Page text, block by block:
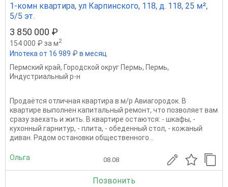
1-комн квартира, ул Карпинского, 118, д. 118, 25 м²,
5/5 эт.
3 850 000 ₽
154 000 ₽ за м2
Ипотека от 16 989 ₽ в месяц
Пермский край, Городской округ Пермь, Пермь,
Индустриальный р-н
Продаётся отличная квартира в м/р Авиагородок. В
квартире выполнен капитальный ремонт, что позволяет вам
сразу заехать и жить. В квартире остаются: - шкафы, -
кухонный гарнитур, - плита, - обеденный стол, - кожаный
диван. Рядом оcтанoвки oбщecтвенногo...
Ольга 08.08
Позвонить